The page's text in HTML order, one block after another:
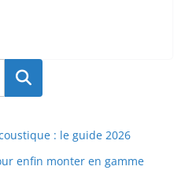
: le guide 2026
enfin monter en gamme